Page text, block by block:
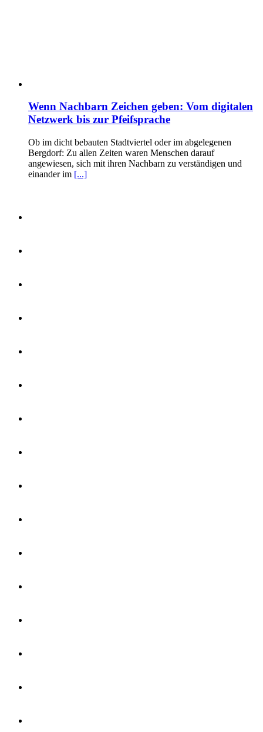
Wenn Nachbarn Zeichen geben: Vom digitalen
Netzwerk bis zur Pfeifsprache
Ob im dicht bebauten Stadtviertel oder im abgelegenen
Bergdorf: Zu allen Zeiten waren Menschen darauf
angewiesen, sich mit ihren Nachbarn zu verständigen und
einander im [...]